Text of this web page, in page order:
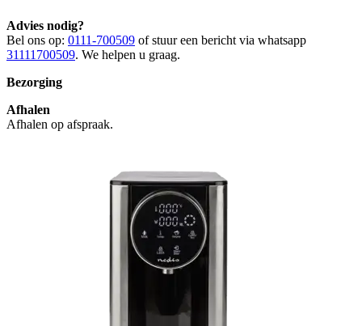
Advies nodig?
Bel ons op: 0111-700509 of stuur een bericht via whatsapp
31111700509. We helpen u graag.
Bezorging
Afhalen
Afhalen op afspraak.